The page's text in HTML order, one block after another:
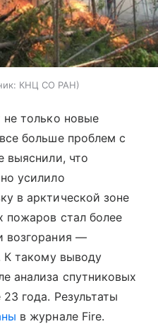
КНЦ СО РАН
не только новые
больше проблем с
выяснили, что
усилило
в арктической зоне
пожаров стал более
возгорания —
К такому выводу
анализа спутниковых
года. Результаты
в журнале Fire.